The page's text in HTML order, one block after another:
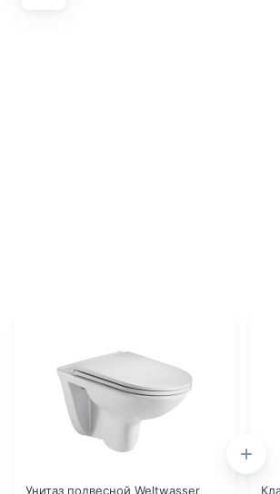
Унитаз подвесной Weltwasser